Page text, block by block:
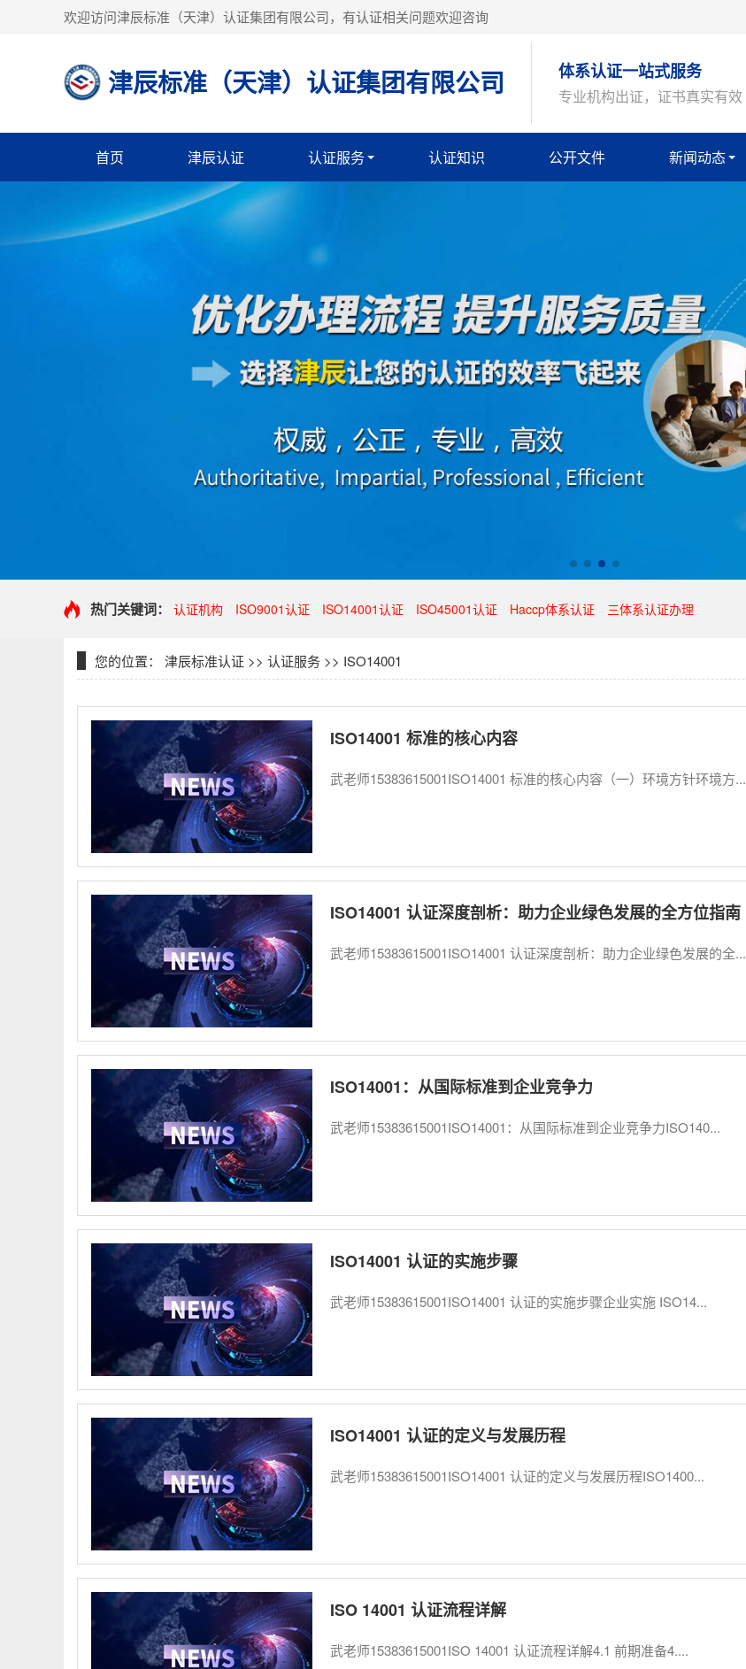
欢迎访问津辰标准（天津）认证集团有限公司，有认证相关问题欢迎咨询
津辰标准（天津）认证集团有限公司 体系认证一站式服务
专业机构出证，证书真实有效
首页 津辰认证 认证服务 认证知识 公开文件 新闻动态
热门关键词： 认证机构 ISO9001认证 ISO14001认证 ISO45001认证 Haccp体系认证 三体系认证办理
您的位置： 津辰标准认证 >> 认证服务 >> ISO14001
ISO14001 标准的核心内容
武老师15383615001ISO14001 标准的核心内容（一）环境方针环境方...
ISO14001 认证深度剖析：助力企业绿色发展的全方位指南
武老师15383615001ISO14001 认证深度剖析：助力企业绿色发展的全...
ISO14001：从国际标准到企业竞争力
武老师15383615001ISO14001：从国际标准到企业竞争力ISO140...
ISO14001 认证的实施步骤
武老师15383615001ISO14001 认证的实施步骤企业实施 ISO14...
ISO14001 认证的定义与发展历程
武老师15383615001ISO14001 认证的定义与发展历程ISO1400...
ISO 14001 认证流程详解
武老师15383615001ISO 14001 认证流程详解4.1 前期准备4....